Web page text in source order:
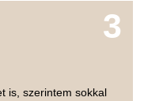
3
is, szerintem sokkal